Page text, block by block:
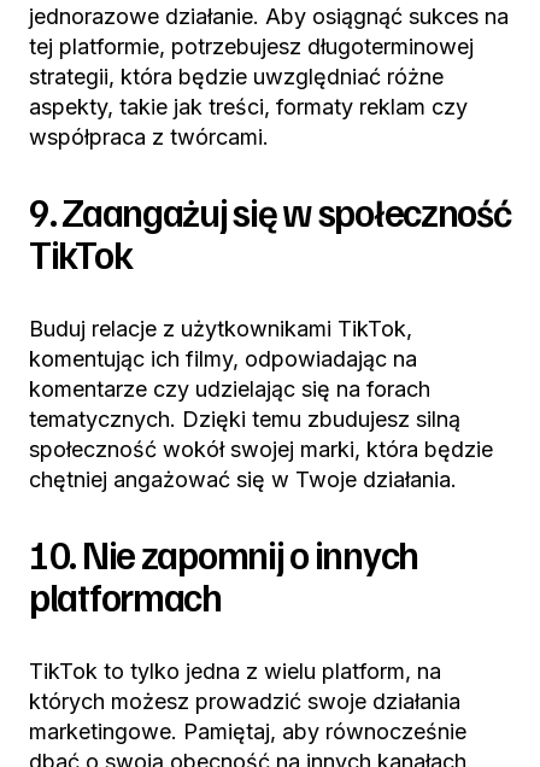
jednorazowe działanie. Aby osiągnąć sukces na
tej platformie, potrzebujesz długoterminowej
strategii, która będzie uwzględniać różne
aspekty, takie jak treści, formaty reklam czy
współpraca z twórcami.
9. Zaangażuj się w społeczność
TikTok
Buduj relacje z użytkownikami TikTok,
komentując ich filmy, odpowiadając na
komentarze czy udzielając się na forach
tematycznych. Dzięki temu zbudujesz silną
społeczność wokół swojej marki, która będzie
chętniej angażować się w Twoje działania.
10. Nie zapomnij o innych
platformach
TikTok to tylko jedna z wielu platform, na
których możesz prowadzić swoje działania
marketingowe. Pamiętaj, aby równocześnie
dbać o swoją obecność na innych kanałach,